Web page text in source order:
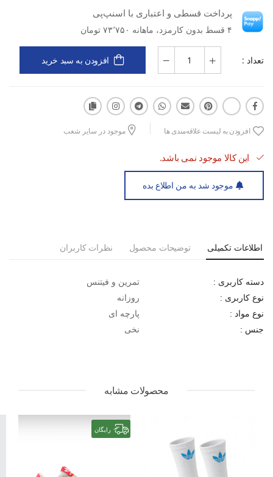
ویژگی‌ها:
ساخته‌شده از الیاف نخی تنفس‌پذیر
طراحی Unisex مناسب بانوان و آقایان
مناسب استفاده روزانه و تمرین‌های ورزشی
پرداخت قسطی و اعتباری با اسنپ‌پی
۴ قسط بدون کارمزد، ماهانه ۷۳٬۷۵۰ تومان
تعداد : افزودن به سبد خرید
افزودن به لیست علاقه‌مندی ها موجود در سایر شعب
این کالا موجود نمی باشد.
موجود شد به من اطلاع بده
اطلاعات تکمیلی توضیحات محصول نظرات کاربران
دسته کاربری : تمرین و فیتنس
نوع کاربری : روزانه
نوع مواد : پارچه ای
جنس : نخی
محصولات مشابه
رایگان